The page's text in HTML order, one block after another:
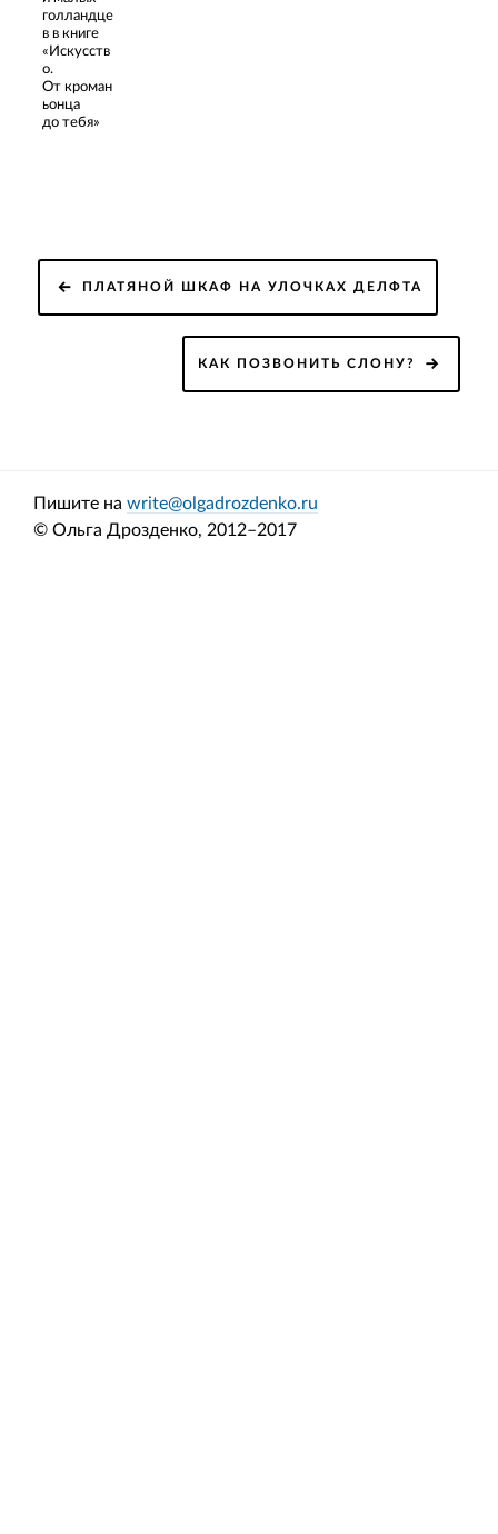
голландце
в в книге
«Искусств
о.
От кроман
ьонца
до тебя»
Навигация
по
ПЛАТЯНОЙ ШКАФ НА УЛОЧКАХ ДЕЛФТА
КАК ПОЗВОНИТЬ СЛОНУ?
Пишите на write@olgadrozdenko.ru
© Ольга Дрозденко, 2012–2017